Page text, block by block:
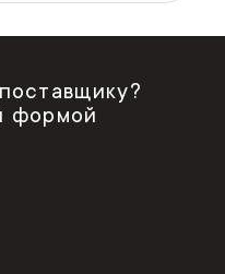
формой